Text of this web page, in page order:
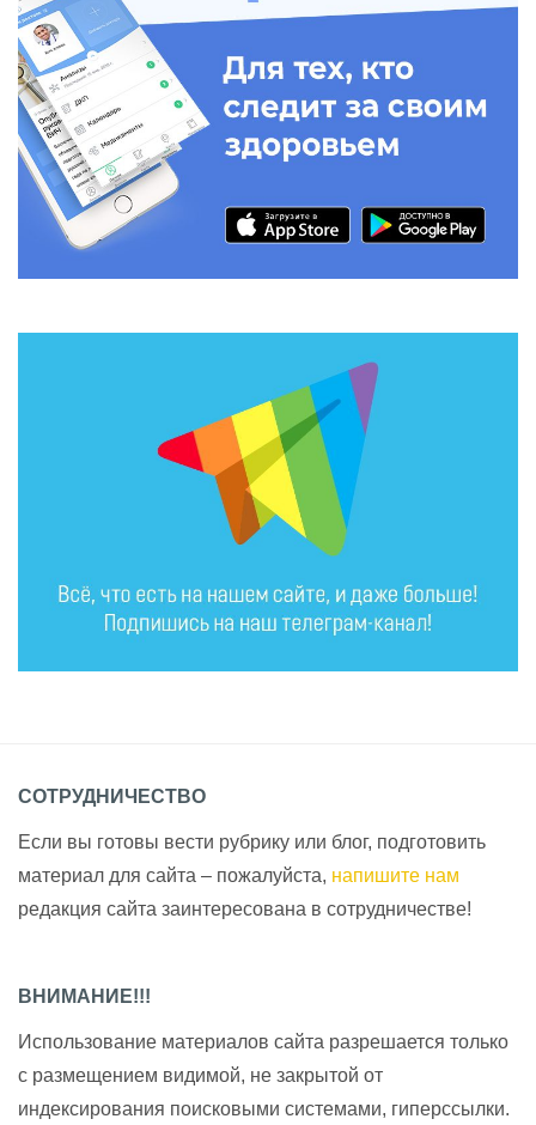
СОТРУДНИЧЕСТВО
Если вы готовы вести рубрику или блог, подготовить
материал для сайта – пожалуйста, напишите нам
редакция сайта заинтересована в сотрудничестве!
ВНИМАНИЕ!!!
Использование материалов сайта разрешается только
с размещением видимой, не закрытой от
индексирования поисковыми системами, гиперссылки.